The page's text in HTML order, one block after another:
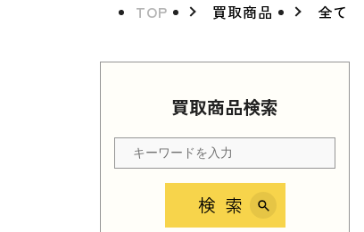
TOP 買取商品 全て
買取商品検索
検索